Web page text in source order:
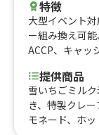
特徴
大型イベント
ー組み換え可能、
ACCP、 キャッ
提供商品
雪いちごミル
き、特製クレ
モネード、ホ